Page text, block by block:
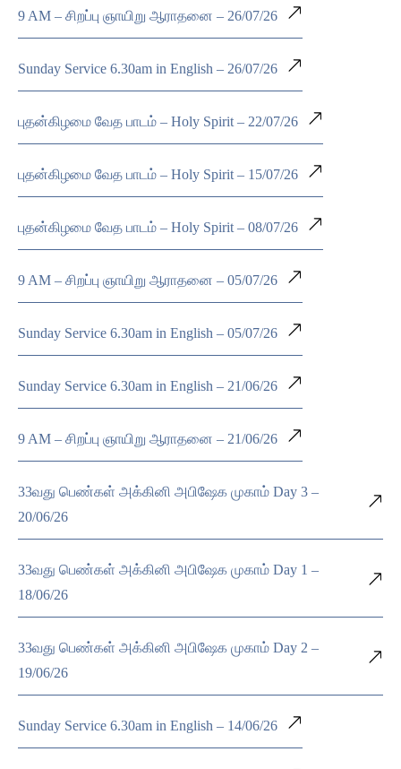
9 AM – சிறப்பு ஞாயிறு ஆராதனை – 26/07/26
Sunday Service 6.30am in English – 26/07/26
புதன்கிழமை வேத பாடம் – Holy Spirit – 22/07/26
புதன்கிழமை வேத பாடம் – Holy Spirit – 15/07/26
புதன்கிழமை வேத பாடம் – Holy Spirit – 08/07/26
9 AM – சிறப்பு ஞாயிறு ஆராதனை – 05/07/26
Sunday Service 6.30am in English – 05/07/26
Sunday Service 6.30am in English – 21/06/26
9 AM – சிறப்பு ஞாயிறு ஆராதனை – 21/06/26
33வது பெண்கள் அக்கினி அபிஷேக முகாம் Day 3 –
20/06/26
33வது பெண்கள் அக்கினி அபிஷேக முகாம் Day 1 –
18/06/26
33வது பெண்கள் அக்கினி அபிஷேக முகாம் Day 2 –
19/06/26
Sunday Service 6.30am in English – 14/06/26